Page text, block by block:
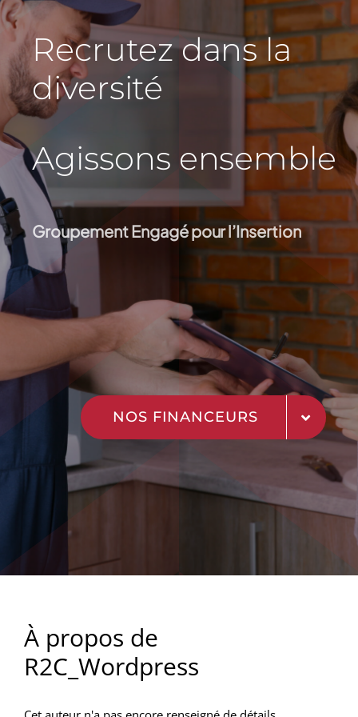
LE CLUB GEI-38
CONTACT
Recrutez dans la
diversité
Agissons ensemble
Groupement Engagé pour l’Insertion
NOS FINANCEURS
À propos de
R2C_Wordpress